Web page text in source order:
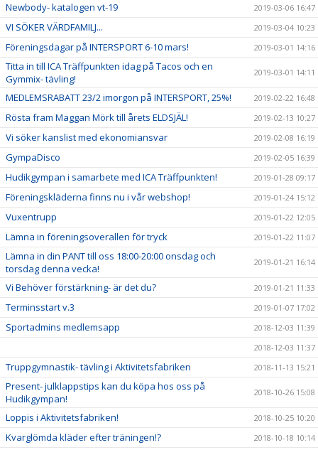
Newbody- katalogen vt-19 2019-03-06 16:47
VI SÖKER VÄRDFAMILJ... 2019-03-04 10:23
Föreningsdagar på INTERSPORT 6-10 mars! 2019-03-01 14:16
Titta in till ICA Träffpunkten idag på Tacos och en
Gymmix- tävling!
2019-03-01 14:11
MEDLEMSRABATT 23/2 imorgon på INTERSPORT, 25%! 2019-02-22 16:48
Rösta fram Maggan Mörk till årets ELDSJÄL! 2019-02-13 10:27
Vi söker kanslist med ekonomiansvar 2019-02-08 16:19
GympaDisco 2019-02-05 16:39
Hudikgympan i samarbete med ICA Träffpunkten! 2019-01-28 09:17
Föreningskläderna finns nu i vår webshop! 2019-01-24 15:12
Vuxentrupp 2019-01-22 12:05
Lämna in föreningsoverallen för tryck 2019-01-22 11:07
Lämna in din PANT till oss 18:00-20:00 onsdag och
torsdag denna vecka!
2019-01-21 16:14
Vi Behöver förstärkning- är det du? 2019-01-21 11:33
Terminsstart v.3 2019-01-07 17:02
Sportadmins medlemsapp
2018-12-03 11:39
2018-12-03 11:37
Truppgymnastik- tävling i Aktivitetsfabriken 2018-11-13 15:21
Present- julklappstips kan du köpa hos oss på
Hudikgympan!
2018-10-26 15:08
Loppis i Aktivitetsfabriken! 2018-10-25 10:20
Kvarglömda kläder efter träningen!? 2018-10-18 10:14